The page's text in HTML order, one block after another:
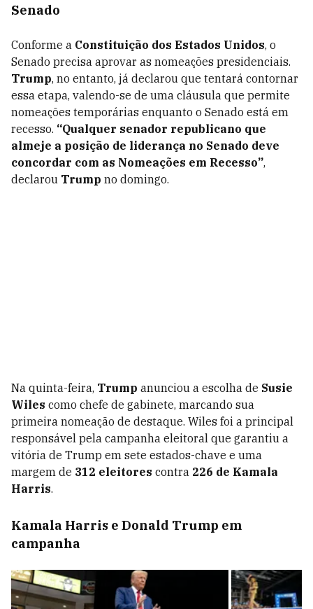
Senado
Conforme a Constituição dos Estados Unidos, o
Senado precisa aprovar as nomeações presidenciais.
Trump, no entanto, já declarou que tentará contornar
essa etapa, valendo-se de uma cláusula que permite
nomeações temporárias enquanto o Senado está em
recesso. “Qualquer senador republicano que
almeje a posição de liderança no Senado deve
concordar com as Nomeações em Recesso”,
declarou Trump no domingo.
Na quinta-feira, Trump anunciou a escolha de Susie
Wiles como chefe de gabinete, marcando sua
primeira nomeação de destaque. Wiles foi a principal
responsável pela campanha eleitoral que garantiu a
vitória de Trump em sete estados-chave e uma
margem de 312 eleitores contra 226 de Kamala
Harris.
Kamala Harris e Donald Trump em
campanha